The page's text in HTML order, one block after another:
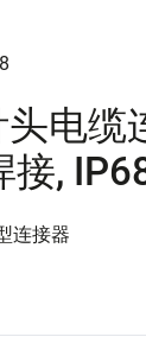
电缆
,
连接器